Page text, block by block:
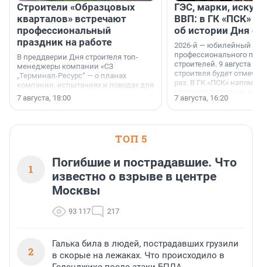
Строители «Образцовых
кварталов» встречают
профессиональный
праздник на работе
В преддверии Дня строителя топ-
менеджеры компании «СЗ
„Терминал-Ресурс“ — о планах
компании, испытаниях и поводах для
осторожного оптимизма.
7 августа, 18:00
ГЭС, марки,
ВВП: в ГК «ПСК»
об истории Дня
2026-й — юбилейный
профессионального
строителей. 9 августа
строителя будет
раз. В ГК «ПСК»
поменялась роль
7 августа, 16:20
ТОП 5
1
Погибшие и пострадавшие. Что
известно о взрыве в центре
Москвы
93 117 217
2
Галька била в людей, пострадавших грузили
в скорые на лежаках. Что происходило в